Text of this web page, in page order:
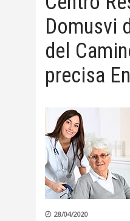
Domusvi
del
precisa
28/04/2020